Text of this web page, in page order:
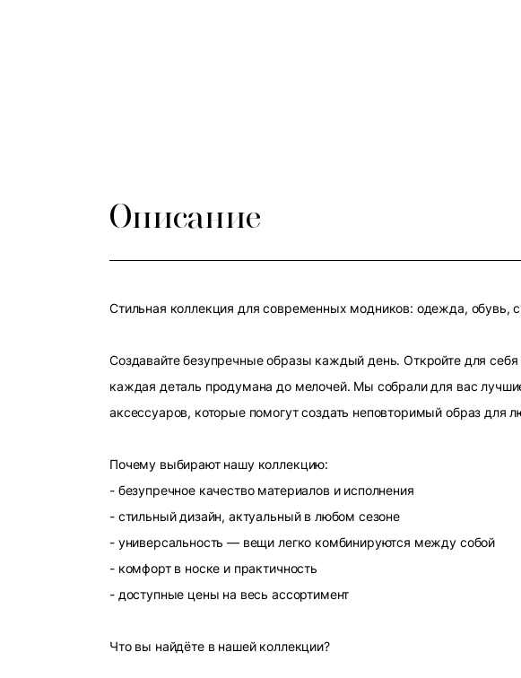
Описание
Стильная коллекция для современных модников: одежда, обувь,
Создавайте безупречные образы каждый день. Откройте для
каждая деталь продумана до мелочей. Мы собрали для вас
аксессуаров, которые помогут создать неповторимый образ для
Почему выбирают нашу коллекцию:
- безупречное качество материалов и исполнения
- стильный дизайн, актуальный в любом сезоне
- универсальность — вещи легко комбинируются между собой
- комфорт в носке и практичность
- доступные цены на весь ассортимент
Что вы найдёте в нашей коллекции?